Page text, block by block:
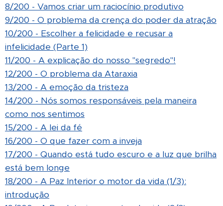
8/200 - Vamos criar um raciocínio produtivo
9/200 - O problema da crença do poder da atração
10/200 - Escolher a felicidade e recusar a
infelicidade (Parte 1)
11/200 - A explicação do nosso "segredo"!
12/200 - O problema da Ataraxia
13/200 - A emoção da tristeza
14/200 - Nós somos responsáveis pela maneira
como nos sentimos
15/200 - A lei da fé
16/200 - O que fazer com a inveja
17/200 - Quando está tudo escuro e a luz que brilha
está bem longe
18/200 - A Paz Interior o motor da vida (1/3):
introdução